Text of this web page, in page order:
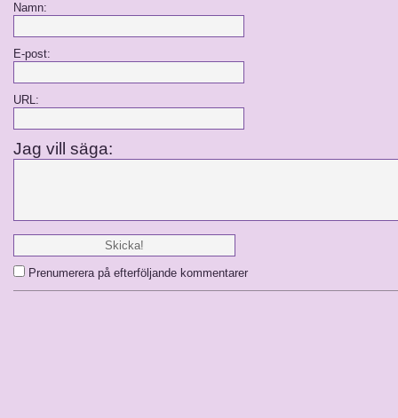
Namn:
E-post:
URL:
Jag vill säga:
Prenumerera på efterföljande kommentarer